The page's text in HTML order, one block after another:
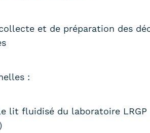
et de préparation des
:
lit fluidisé du laboratoire